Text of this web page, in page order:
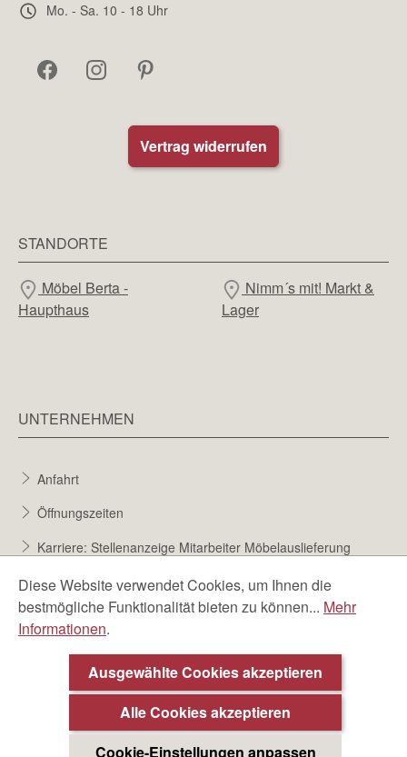
Mo. - Sa. 10 - 18 Uhr
Vertrag widerrufen
STANDORTE
Möbel Berta -
Haupthaus
Nimm´s mit! Markt &
Lager
UNTERNEHMEN
Anfahrt
Öffnungszeiten
Karriere: Stellenanzeige Mitarbeiter Möbelauslieferung
Karriere bei Möbel Berta
Bewerbungsformular
Diese Website verwendet Cookies, um Ihnen die
bestmögliche Funktionalität bieten zu können... Mehr
Informationen.
Ausgewählte Cookies akzeptieren
Alle Cookies akzeptieren
Cookie-Einstellungen anpassen